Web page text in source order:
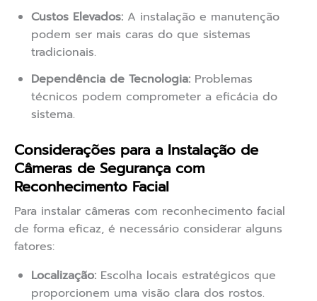
Custos Elevados: A instalação e manutenção
podem ser mais caras do que sistemas
tradicionais.
Dependência de Tecnologia: Problemas
técnicos podem comprometer a eficácia do
sistema.
Considerações para a Instalação de
Câmeras de Segurança com
Reconhecimento Facial
Para instalar câmeras com reconhecimento facial
de forma eficaz, é necessário considerar alguns
fatores:
Localização: Escolha locais estratégicos que
proporcionem uma visão clara dos rostos.